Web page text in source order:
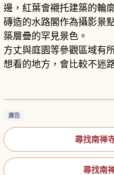
邊，紅葉會襯托建築的輪
磚造的水路閣作為攝影景
築層疊的罕見景色。
方丈與庭園等參觀區域有
想看的地方，會比較不迷
廣告
尋找南禅
尋找南